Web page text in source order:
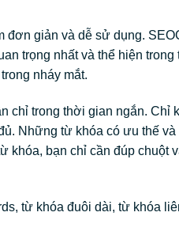
đơn giản và dễ sử dụng.
trọng nhất và thể hiện trong
nháy mắt.
chỉ trong thời gian ngắn. Chỉ
Những từ khóa có ưu thế và
khóa, bạn chỉ cần đúp chuột
từ khóa đuôi dài, từ khóa